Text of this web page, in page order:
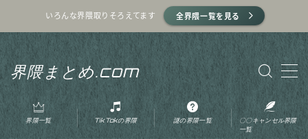
いろんな界隈取りそろえてます 全界隈一覧を見る
界隈まとめ.com
MENU
ホーム
プライバシーポリシー
界隈一覧 TikTokの界隈 謎の界隈一覧
〇〇キャンセル界隈
一覧